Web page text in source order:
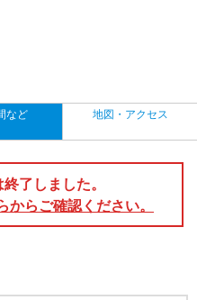
など 地図・アクセス
了しました。
らご確認ください。